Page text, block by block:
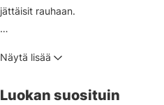
jättäisit rauhaan.
kuten spinnerbait-kalastuksessa,
Näytä lisää
Luokan suosituin